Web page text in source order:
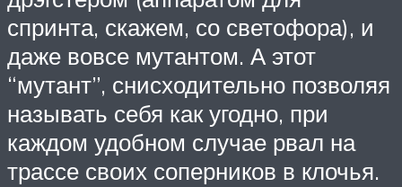
спринта, скажем, со светофора), и
даже вовсе мутантом. А этот
“мутант”, снисходительно позволяя
называть себя как угодно, при
каждом удобном случае рвал на
трассе своих соперников в клочья.